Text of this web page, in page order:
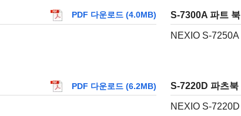
PDF 다운로드 (4.0MB) S-7300A 파트 북
NEXIO S-7250A
PDF 다운로드 (6.2MB) S-7220D 파츠북
NEXIO S-7220D